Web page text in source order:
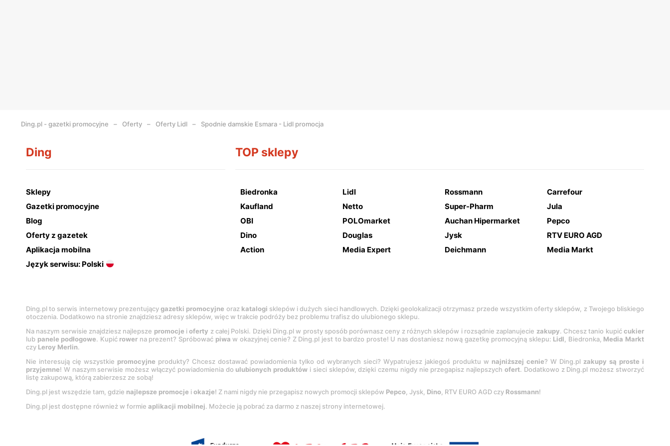
Ding.pl - gazetki promocyjne Oferty Oferty Lidl Spodnie damskie Esmara - Lidl promocja
Ding
Sklepy
Gazetki promocyjne
Blog
Oferty z gazetek
Aplikacja mobilna
Język serwisu: Polski
TOP sklepy
Biedronka Lidl Rossmann
Carrefour
Kaufland
Netto Super-Pharm
Jula
OBI
POLOmarket Auchan Hipermarket
Pepco
Dino
Douglas Jysk
RTV EURO AGD
Action
Media Expert Deichmann Media Markt
Ding.pl to serwis internetowy prezentującygazetki promocyjne oraz katalogi sklepów i dużych sieci handlowych. Dzięki geolokalizacji otrzymasz przede wszystkim oferty sklepów, z Twojego bliskiego
otoczenia. Dodatkowo na stronie znajdziesz adresy sklepów, więc w trakcie podróży bez problemu trafisz do ulubionego sklepu.
Na naszym serwisie znajdziesz najlepsze promocje ioferty z całej Polski. Dzięki Ding.pl w prosty sposób porównasz ceny z różnych sklepów i rozsądnie zaplanujecie zakupy. Chcesz tanio kupićcukier
lub panele podłogowe. Kupić rower na prezent? Spróbować piwa w okazyjnej cenie? Z Ding.pl jest to bardzo proste! U nas dostaniesz nową gazetkę promocyjną sklepu: Lidl, Biedronka, Media Markt
czy Leroy Merlin.
Nie interesują cię wszystkie promocyjne produkty? Chcesz dostawać powiadomienia tylko od wybranych sieci? Wypatrujesz jakiegoś produktu w najniższej cenie? W Ding.pl zakupy są proste i
przyjemne! W naszym serwisie możesz włączyć powiadomienia do ulubionych produktów i sieci sklepów, dzięki czemu nigdy nie przegapisz najlepszychofert. Dodatkowo z Ding.pl możesz stworzyć
listę zakupową, którą zabierzesz ze sobą!
Ding.pl jest wszędzie tam, gdzie najlepsze promocje i okazje! Z nami nigdy nie przegapisz nowych promocji sklepów Pepco, Jysk, Dino, RTV EURO AGD czy Rossmann!
Ding.pl jest dostępne również w formie aplikacji mobilnej. Możecie ją pobrać za darmo z naszej strony internetowej.